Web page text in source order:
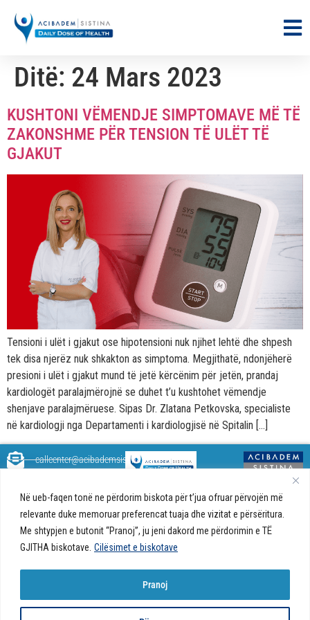
Në ueb-faqen tonë ne përdorim biskota për t’jua ofruar përvojën më
relevante duke memoruar preferencat tuaja dhe vizitat e përsëritura.
Me shtypjen e butonit “Pranoj”, ju jeni dakord me përdorimin e TË
GJITHA biskotave. Cilësimet e biskotave
Pranoj
Ditë: 24 Mars 2023
KUSHTONI VËMENDJE SIMPTOMAVE MË TË
ZAKONSHME PËR TENSION TË ULËT TË
GJAKUT
Tensioni i ulët i gjakut ose hipotensioni nuk njihet lehtë dhe shpesh
tek disa njerëz nuk shkakton as simptoma. Megjithatë, ndonjëherë
presioni i ulët i gjakut mund të jetë kërcënim për jetën, prandaj
kardiologët paralajmërojnë se duhet t’u kushtohet vëmendje
shenjave paralajmëruese. Sipas Dr. Zlatana Petkovska, specialiste
në kardiologji nga Departamenti i kardiologjisë në Spitalin […]
këshilla shëndetësore rreth
shëndetit tuaj. Ne kemi krijuar
një ueb portal që do t'ju ofrojë
përgjigjet e pyetjeve tuaja në
shëndetshme.
callcenter@acibademsistina.mk
Ul. Skupi 5A Shkup
Sistina - Bëhet
fjalë për jetën!